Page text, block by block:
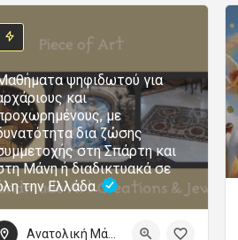
ψηφιδωτού για
και
με
δια ζώσης
στη Σπάρτη και
Μάνη ή διαδικτυακά σε
την Ελλάδα.